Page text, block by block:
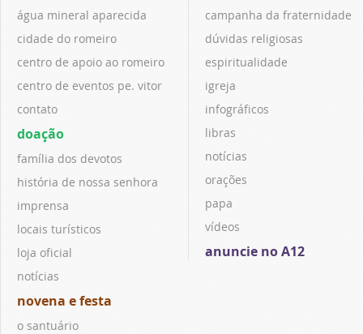
água mineral aparecida
cidade do romeiro
centro de apoio ao romeiro
centro de eventos pe. vitor
contato
doação
família dos devotos
história de nossa senhora
imprensa
locais turísticos
loja oficial
notícias
novena e festa
o santuário
campanha da fraternidade
dúvidas religiosas
espiritualidade
igreja
infográficos
libras
notícias
orações
papa
vídeos
anuncie no A12